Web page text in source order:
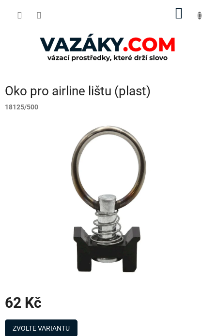
Oko pro airline lištu (plast)
18125/500
62 Kč
Měrná
cena:
ZVOLTE VARIANTU